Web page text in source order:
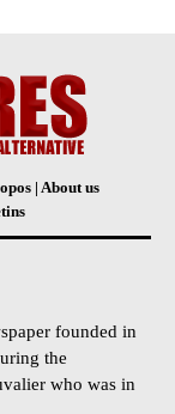
| About us
founded in
the
who was in